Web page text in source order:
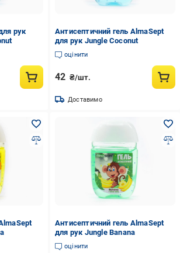
рук
Антисептичний гель AlmaSept
для рук Jungle Coconut
оцінити
42 ₴/шт.
Доставимо
Антисептичний гель AlmaSept
для рук Jungle Banana
оцінити